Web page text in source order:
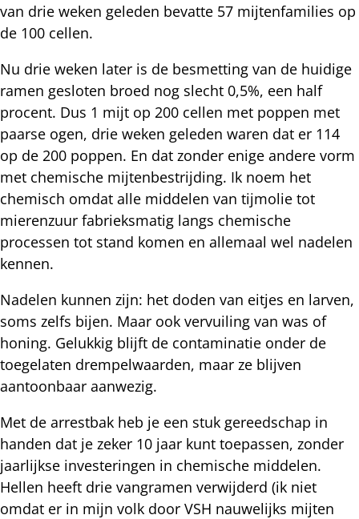
van drie weken geleden bevatte 57 mijtenfamilies op
de 100 cellen.
Nu drie weken later is de besmetting van de huidige
ramen gesloten broed nog slecht 0,5%, een half
procent. Dus 1 mijt op 200 cellen met poppen met
paarse ogen, drie weken geleden waren dat er 114
op de 200 poppen. En dat zonder enige andere vorm
met chemische mijtenbestrijding. Ik noem het
chemisch omdat alle middelen van tijmolie tot
mierenzuur fabrieksmatig langs chemische
processen tot stand komen en allemaal wel nadelen
kennen.
Nadelen kunnen zijn: het doden van eitjes en larven,
soms zelfs bijen. Maar ook vervuiling van was of
honing. Gelukkig blijft de contaminatie onder de
toegelaten drempelwaarden, maar ze blijven
aantoonbaar aanwezig.
Met de arrestbak heb je een stuk gereedschap in
handen dat je zeker 10 jaar kunt toepassen, zonder
jaarlijkse investeringen in chemische middelen.
Hellen heeft drie vangramen verwijderd (ik niet
omdat er in mijn volk door VSH nauwelijks mijten